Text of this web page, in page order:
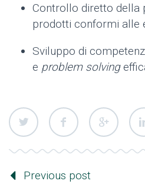
Controllo diretto della
prodotti conformi alle
Sviluppo di
e problem solving
Previous post